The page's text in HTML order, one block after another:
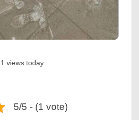
, 1 views today
5/5 - (1 vote)